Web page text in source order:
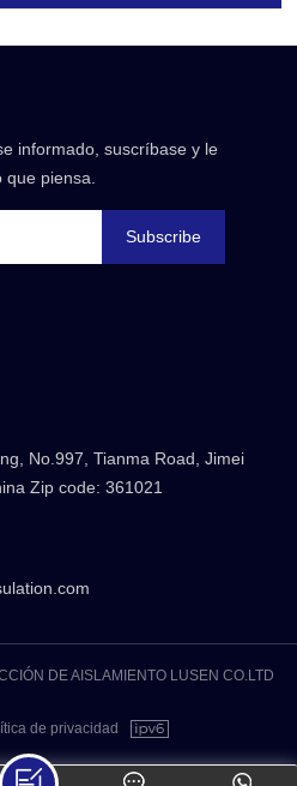
informado, suscríbase y le
que piensa.
Subscribe
No.997, Tianma Road, Jimei
Zip code: 361021
DE AISLAMIENTO LUSEN CO.LTD
de privacidad